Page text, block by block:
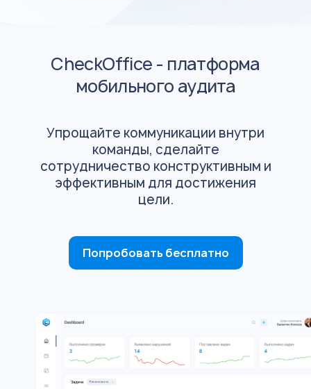
CheckOffice - платформа
мобильного аудита
Упрощайте коммуникации внутри
команды, сделайте
сотрудничество конструктивным и
эффективным для достижения
цели.
Попробовать бесплатно